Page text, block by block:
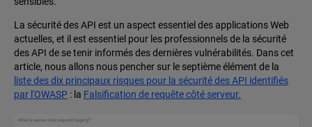
La sécurité des API est un aspect essentiel des applications Web
actuelles, et il est essentiel pour les professionnels de la sécurité
des API de se tenir informés des dernières vulnérabilités. Dans cet
article, nous allons nous pencher sur le septième élément de la
liste des dix principaux risques pour la sécurité des API identifiés
par l'OWASP : la Falsification de requête côté serveur.